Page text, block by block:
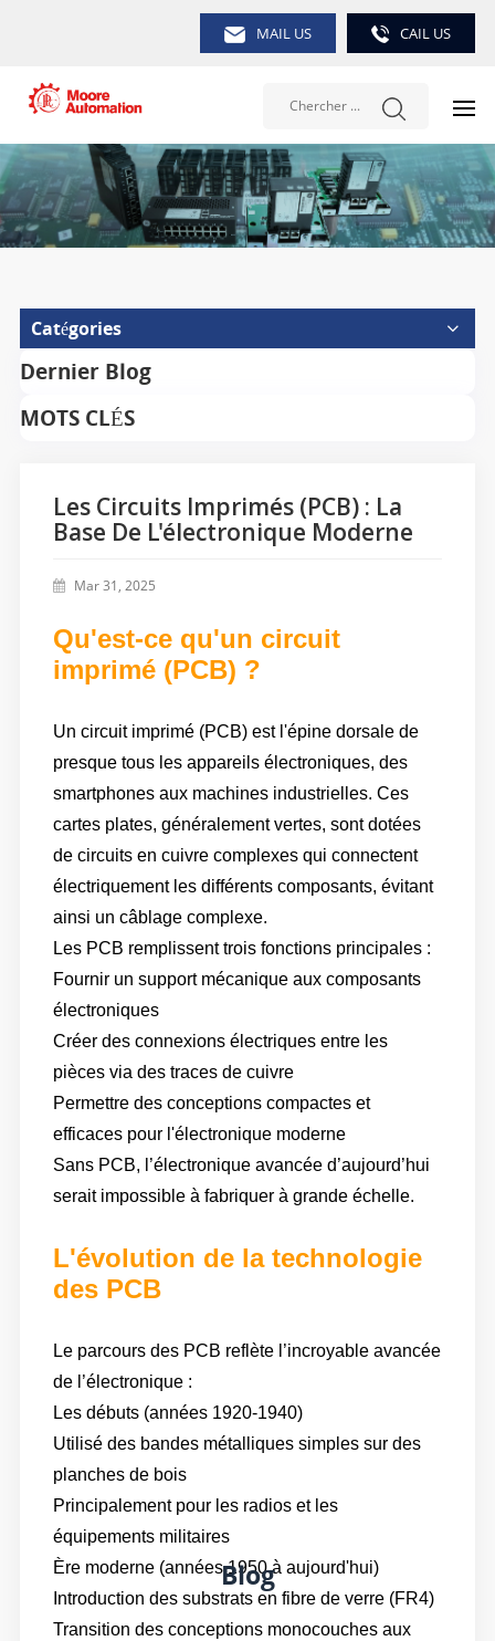
MAIL US CAIL US
Blog
Catégories
Dernier Blog
MOTS CLÉS
Les Circuits Imprimés (PCB) : La
Base De L'électronique Moderne
Mar 31, 2025
Qu'est-ce qu'un circuit
imprimé (PCB) ?
Un circuit imprimé (PCB) est l'épine dorsale de
presque tous les appareils électroniques, des
smartphones aux machines industrielles. Ces
cartes plates, généralement vertes, sont dotées
de circuits en cuivre complexes qui connectent
électriquement les différents composants, évitant
ainsi un câblage complexe.
Les PCB remplissent trois fonctions principales :
Fournir un support mécanique aux composants
électroniques
Créer des connexions électriques entre les
pièces via des traces de cuivre
Permettre des conceptions compactes et
efficaces pour l'électronique moderne
Sans PCB, l’électronique avancée d’aujourd’hui
serait impossible à fabriquer à grande échelle.
L'évolution de la technologie
des PCB
Le parcours des PCB reflète l’incroyable avancée
de l’électronique :
Les débuts (années 1920-1940)
Utilisé des bandes métalliques simples sur des
planches de bois
Principalement pour les radios et les
équipements militaires
Ère moderne (années 1950 à aujourd'hui)
Introduction des substrats en fibre de verre (FR4)
Transition des conceptions monocouches aux